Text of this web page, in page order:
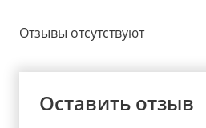
Отзывы отсутствуют
Оставить отзыв